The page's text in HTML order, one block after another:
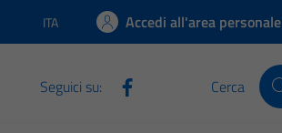
Lingua attiva:
ITA Accedi all'area personale
Seguici su: Cerca